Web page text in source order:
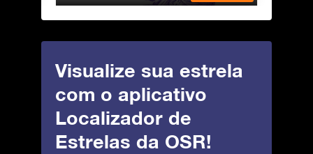
Visualize sua estrela
com o aplicativo
Localizador de
Estrelas da OSR!